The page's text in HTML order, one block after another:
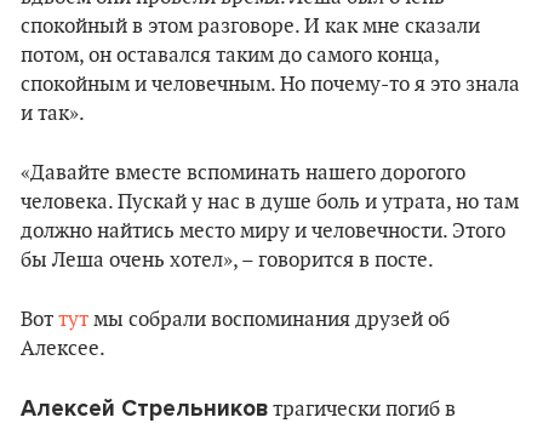
спокойный в этом разговоре. И как мне сказали
потом, он оставался таким до самого конца,
спокойным и человечным. Но почему-то я это знала
и так».
«Давайте вместе вспоминать нашего дорогого
человека. Пускай у нас в душе боль и утрата, но там
должно найтись место миру и человечности. Этого
бы Леша очень хотел», – говорится в посте.
Вот тут мы собрали воспоминания друзей об
Алексее.
Алексей Стрельников трагически погиб в